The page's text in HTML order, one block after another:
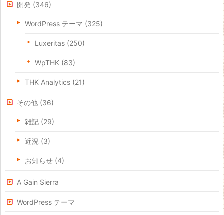
開発 (346)
WordPress テーマ (325)
Luxeritas (250)
WpTHK (83)
THK Analytics (21)
その他 (36)
雑記 (29)
近況 (3)
お知らせ (4)
A Gain Sierra
WordPress テーマ